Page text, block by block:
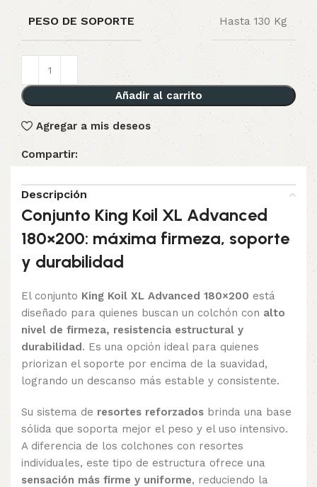
PESO DE SOPORTE Hasta 130 Kg
Añadir al carrito
Agregar a mis deseos
Compartir:
Descripción
Conjunto King Koil XL Advanced
180×200: máxima firmeza, soporte
y durabilidad
El conjunto King Koil XL Advanced 180×200 está
diseñado para quienes buscan un colchón con alto
nivel de firmeza, resistencia estructural y
durabilidad. Es una opción ideal para quienes
priorizan el soporte por encima de la suavidad,
logrando un descanso más estable y consistente.
Su sistema de resortes reforzados brinda una base
sólida que soporta mejor el peso y el uso intensivo.
A diferencia de los colchones con resortes
individuales, este tipo de estructura ofrece una
sensación más firme y uniforme, reduciendo la